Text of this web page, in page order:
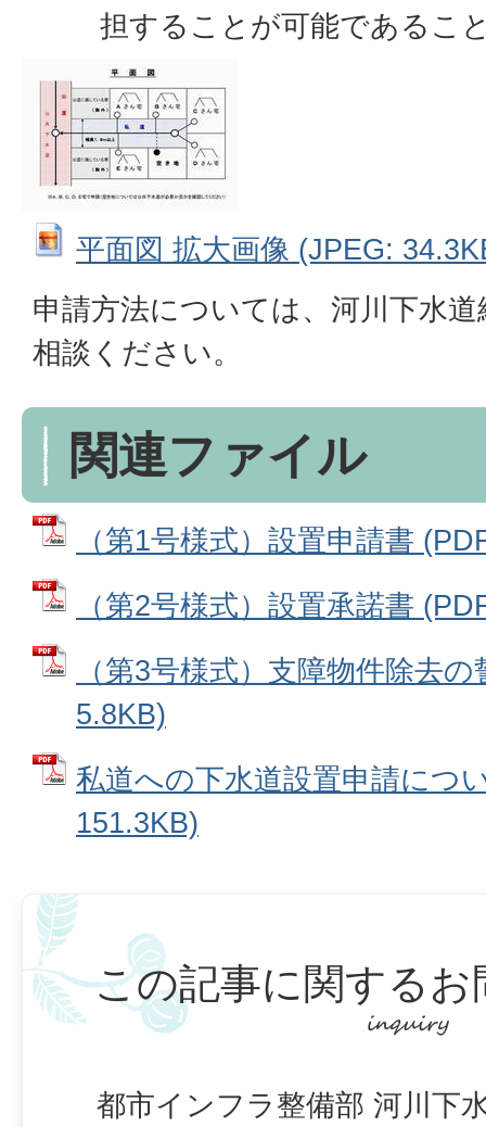
担することが可能であるこ
平面図 拡大画像 (JPEG:
申請方法については、河川下水
相談ください。
関連ファイル
（第1号様式）設置申請書
（第2号様式）設置承諾書
（第3号様式）支障物件除去
5.8KB)
私道への下水道設置申請につ
151.3KB)
この記事に関するお
都市インフラ整備部 河川下